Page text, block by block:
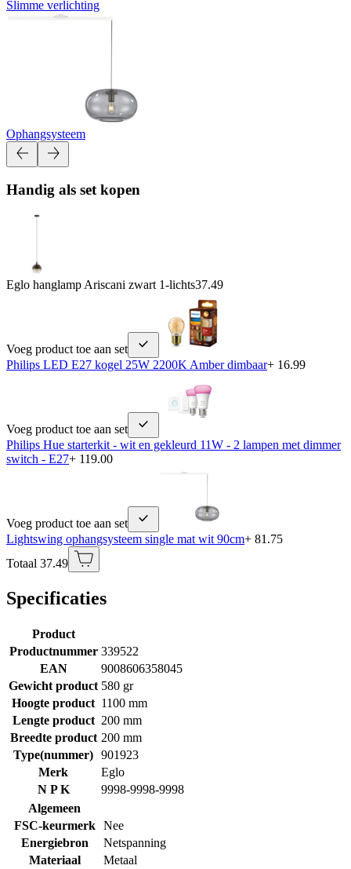
Slimme verlichting
Ophangsysteem
Handig als set kopen
Eglo hanglamp Ariscani zwart 1-lichts37.49
Voeg product toe aan set
Philips LED E27 kogel 25W 2200K Amber dimbaar+ 16.99
Voeg product toe aan set
Philips Hue starterkit - wit en gekleurd 11W - 2 lampen met dimmer
switch - E27+ 119.00
Voeg product toe aan set
Lightswing ophangsysteem single mat wit 90cm+ 81.75
Totaal 37.49
Specificaties
Product
Productnummer 339522
EAN
9008606358045
Gewicht product 580 gr
Hoogte product 1100 mm
Lengte product 200 mm
Breedte product 200 mm
Type(nummer) 901923
Merk
Eglo
N P K
9998-9998-9998
Algemeen
FSC-keurmerk
Nee
Energiebron
Netspanning
Materiaal
Metaal